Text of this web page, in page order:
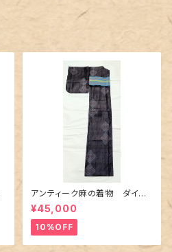
アンティーク麻の着物 ダイヤ
に市松柄の上布
¥45,000
10%OFF